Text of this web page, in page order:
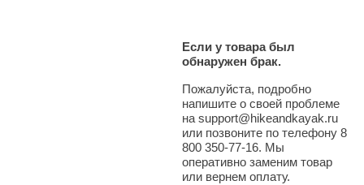
Если у товара был
обнаружен брак.
Пожалуйста, подробно
напишите о своей проблеме
на support@hikeandkayak.ru
или позвоните по телефону 8
800 350-77-16. Мы
оперативно заменим товар
или вернем оплату.